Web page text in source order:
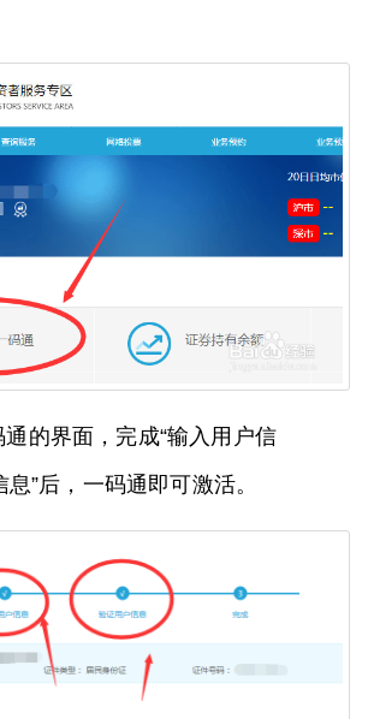
的界面，完成“输入用户信
息”后，一码通即可激活。